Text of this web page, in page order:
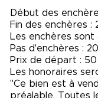
Début des
Fin des enchères :
Les enchères sont
Pas d'enchères :
Prix de départ :
Les honoraires
"Ce bien est à
préalable. Toutes